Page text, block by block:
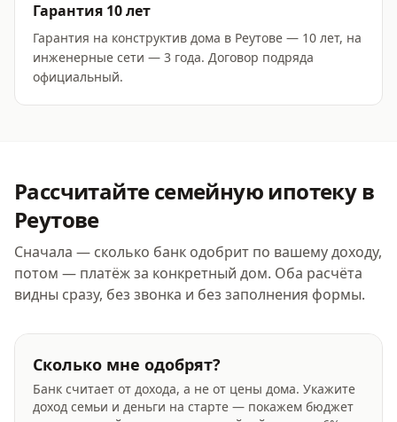
Гарантия 10 лет
Гарантия на конструктив дома в Реутове — 10 лет, на
инженерные сети — 3 года. Договор подряда
официальный.
Рассчитайтесемейную ипотеку в
Реутове
Сначала — сколько банк одобрит по вашему доходу,
потом — платёж за конкретный дом. Оба расчёта
видны сразу, без звонка и без заполнения формы.
Сколько мне одобрят?
Банк считает от дохода, а не от цены дома. Укажите
доход семьи и деньги на старте — покажем бюджет